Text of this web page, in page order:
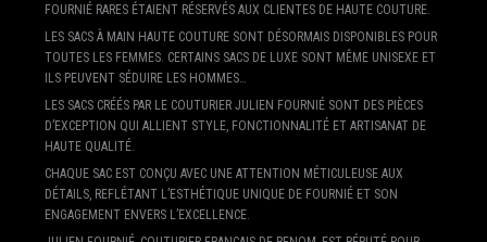
FOURNIÉ RARES ÉTAIENT RÉSERVÉS AUX CLIENTES DE HAUTE COUTURE.
LES SACS À MAIN HAUTE COUTURE SONT DÉSORMAIS DISPONIBLES POUR
TOUTES LES FEMMES. CERTAINS SACS DE LUXE SONT MÊME UNISEXE ET
ILS PEUVENT SÉDUIRE LES HOMMES…
LES SACS CRÉÉS PAR LE COUTURIER JULIEN FOURNIÉ SONT DES PIÈCES
D’EXCEPTION QUI ALLIENT STYLE, FONCTIONNALITÉ ET ARTISANAT DE
HAUTE QUALITÉ.
CHAQUE SAC EST CONÇU AVEC UNE ATTENTION MÉTICULEUSE AUX
DÉTAILS, REFLÉTANT L’ESTHÉTIQUE UNIQUE DE FOURNIÉ ET SON
ENGAGEMENT ENVERS L’EXCELLENCE.